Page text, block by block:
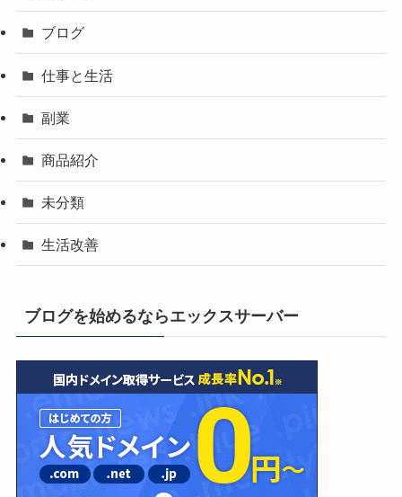
ブログ
仕事と生活
副業
商品紹介
未分類
生活改善
ブログを始めるならエックスサーバー